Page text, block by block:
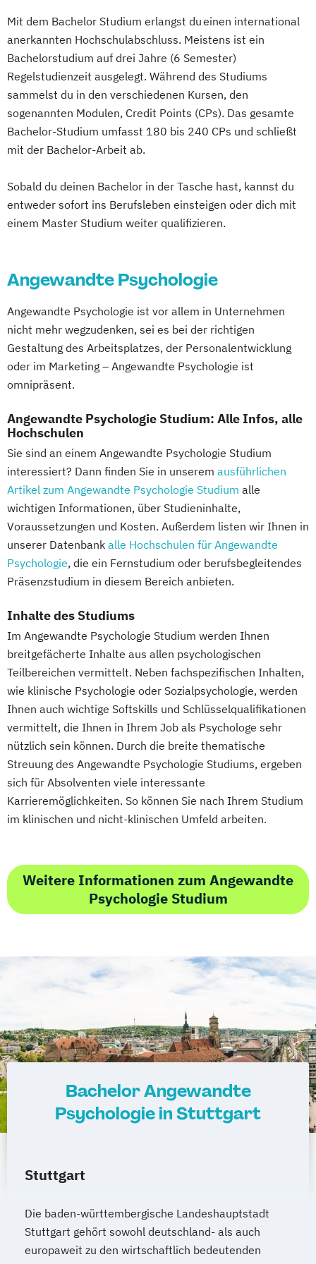
Marketing und digitale Medien
Marketingmanagement Maschinenbau
Master of Business Administration (DE/EN)
Mechatronik Mediendesign
Medieninformatik Medienmanagement
Medizinische Informatik Medizintechnik
Modemanagement
Online Marketing (DE/EN)
Personalmanagement (DE/EN) Pflege
Physiotherapie
Product Management (DE/EN)
Produktdesign
Projektmanagement (DE/EN)
Public Management
Public Management für
Verwaltungsfachangestellte
Public Relations und Kommunikation
Pädagogik Pädagogik für Bildung
Beratung und Personalentwicklung
Pädagogik Bildungsberatung und Leitung
Robotics (DE/EN) Social Media
Softwareentwicklung (DE/EN)
Soziale Arbeit Schwerpunkt Kinder und
Jugendliche
Sozialmanagement
Sozialpädagogik und Inklusion
Sportmanagement
Supply Chain Management
Tourismusmanagement UX Design
Umweltingenieurwesen Vertragsrecht
Wirtschaftsinformatik (DE/EN)
Wirtschaftsingenieurwesen
Wirtschaftsingenieurwesen (DE/EN)
Wirtschaftspsychologie (DE/EN)
Wirtschaftsrecht
Soziale Arbeit Sozialmanagement
Sozialpsychologie Sportpsychologie
Theoriegeleitete Pflege Visualisieren
Präsentieren und Moderieren
Wirtschaftsmathematik
Branding
Media Studies Medienmanagement
Medienpsychologie
Mgmt. mit Branchenfokus Digital
Mgmt. mit Branchenfokus
Fashionmanagement & Global Brands
Handelsmanagement & E-Commerce
Mgmt. mit Branchenfokus Human Resource
Management
Mgmt. mit Schwerpunkt Advanced Finance
Mgmt. mit Schwerpunkt International
Management
Musikproduktion
Outdoor Studies
Psychologie der Lebenswelten
Software Design & User Experience
Software Development
Sportjournalismus Sportmanagement
Sportmanagement - Fußballmanagement
Sportmanagement - eSports Management
Sportmanangement - Fußballmanagement
Wirtschaftsinformatik
Wirtschaftsinformatik - Cyber Security
Wirtschaftsingenieurwesen
Baumanagement für Bauingenieure
Wirtschaftspsychologie
Wirtschaftspsychologie - Digital
Transformation Management
Wirtschaftspsychologie - Sport- &
Leistungspsychologie
Mit dem Bachelor Studium erlangst du einen international
anerkannten Hochschulabschluss. Meistens ist ein
Bachelorstudium auf drei Jahre (6 Semester)
Regelstudienzeit ausgelegt. Während des Studiums
sammelst du in den verschiedenen Kursen, den
sogenannten Modulen, Credit Points (CPs). Das gesamte
Bachelor-Studium umfasst 180 bis 240 CPs und schließt
mit der Bachelor-Arbeit ab.
Sobald du deinen Bachelor in der Tasche hast, kannst du
entweder sofort ins Berufsleben einsteigen oder dich mit
einem Master Studium weiter qualifizieren.
Angewandte Psychologie
Angewandte Psychologie ist vor allem in Unternehmen
nicht mehr wegzudenken, sei es bei der richtigen
Gestaltung des Arbeitsplatzes, der Personalentwicklung
oder im Marketing – Angewandte Psychologie ist
omnipräsent.
Angewandte Psychologie Studium: Alle Infos, alle
Hochschulen
Sie sind an einem Angewandte Psychologie Studium
interessiert? Dann finden Sie in unserem ausführlichen
Artikel zum Angewandte Psychologie Studium alle
wichtigen Informationen, über Studieninhalte,
Voraussetzungen und Kosten. Außerdem listen wir Ihnen in
unserer Datenbank alle Hochschulen für Angewandte
Psychologie, die ein Fernstudium oder berufsbegleitendes
Präsenzstudium in diesem Bereich anbieten.
Inhalte des Studiums
Im Angewandte Psychologie Studium werden Ihnen
breitgefächerte Inhalte aus allen psychologischen
Teilbereichen vermittelt. Neben fachspezifischen Inhalten,
wie klinische Psychologie oder Sozialpsychologie, werden
Ihnen auch wichtige Softskills und Schlüsselqualifikationen
vermittelt, die Ihnen in Ihrem Job als Psychologe sehr
nützlich sein können. Durch die breite thematische
Streuung des Angewandte Psychologie Studiums, ergeben
sich für Absolventen viele interessante
Karrieremöglichkeiten. So können Sie nach Ihrem Studium
im klinischen und nicht-klinischen Umfeld arbeiten.
Weitere Informationen zum Angewandte
Psychologie Studium
Bachelor Angewandte
Psychologie in Stuttgart
Stuttgart
Die baden-württembergische Landeshauptstadt
Stuttgart gehört sowohl deutschland- als auch
europaweit zu den wirtschaftlich bedeutenden